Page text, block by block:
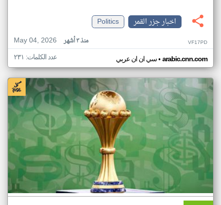
اخبار جزر القمر
Politics
May 04, 2026
منذ ٣ أشهر VF17PD
سي ان ان عربي• arabic.cnn.com عدد الكلمات: ٢٣١